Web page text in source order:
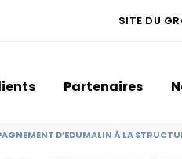
SITE DU
Partenaires
D’EDUMALIN À LA